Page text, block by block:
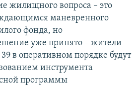
жилищного вопроса – это
маневренного
фонда, но
уже принято – жители
в оперативном порядке будут
инструмента
программы